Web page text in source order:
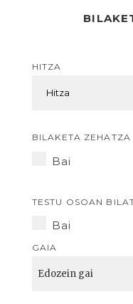
HITZA
BILAKETA ZEHATZA
Bai
TESTU OSOAN
Bai
GAIA